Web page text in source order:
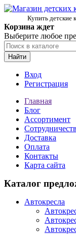
Купить детские
Корзина ждет
Выберите любое
Найти
Вход
Регистрация
Главная
Блог
Ассортимент
Доставка
Оплата
Контакты
Карта сайта
Каталог
Автокресла